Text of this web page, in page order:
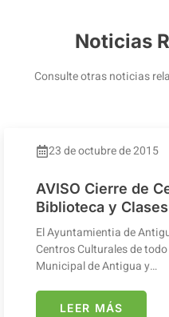
Noticias
Consulte otras noticias
23 de octubre de 2015
AVISO Cierre de
Biblioteca y
El Ayuntamientia de
Centros Culturales de
Municipal de Antigua y…
LEER MÁS